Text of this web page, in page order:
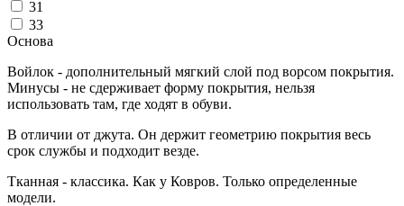
31
33
Основа
Войлок - дополнительный мягкий слой под ворсом покрытия.
Минусы - не сдерживает форму покрытия, нельзя
использовать там, где ходят в обуви.
В отличии от джута. Он держит геометрию покрытия весь
срок службы и подходит везде.
Тканная - классика. Как у Ковров. Только определенные
модели.